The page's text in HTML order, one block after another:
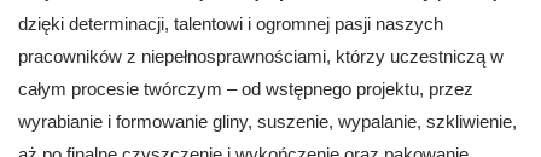
dzięki determinacji, talentowi i ogromnej pasji naszych
pracowników z niepełnosprawnościami, którzy uczestniczą w
całym procesie twórczym – od wstępnego projektu, przez
wyrabianie i formowanie gliny, suszenie, wypalanie, szkliwienie,